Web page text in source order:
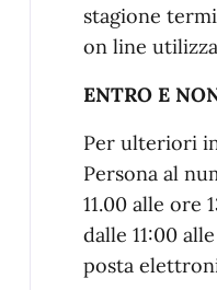
stagione
on line
ENTRO E
Per ulteriori
Persona al
11.00 alle ore
dalle 11:00
posta